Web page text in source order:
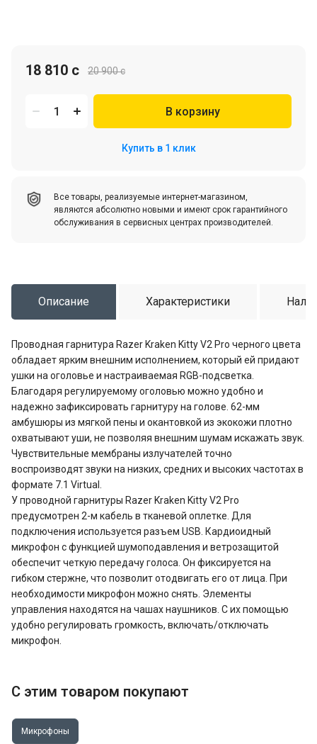
20 900 c
18 810 c
В корзину
Купить в 1 клик
Все товары, реализуемые интернет-магазином,
являются абсолютно новыми и имеют срок гарантийного
обслуживания в сервисных центрах производителей.
Описание Характеристики
Проводная гарнитура Razer Kraken Kitty V2 Pro черного цвета
обладает ярким внешним исполнением, который ей придают
ушки на оголовье и настраиваемая RGB-подсветка.
Благодаря регулируемому оголовью можно удобно и
надежно зафиксировать гарнитуру на голове. 62-мм
амбушюры из мягкой пены и окантовкой из экокожи плотно
охватывают уши, не позволяя внешним шумам искажать звук.
Чувствительные мембраны излучателей точно
воспроизводят звуки на низких, средних и высоких частотах в
формате 7.1 Virtual.
У проводной гарнитуры Razer Kraken Kitty V2 Pro
предусмотрен 2-м кабель в тканевой оплетке. Для
подключения используется разъем USB. Кардиоидный
микрофон с функцией шумоподавления и ветрозащитой
обеспечит четкую передачу голоса. Он фиксируется на
гибком стержне, что позволит отодвигать его от лица. При
необходимости микрофон можно снять. Элементы
управления находятся на чашах наушников. С их помощью
удобно регулировать громкость, включать/отключать
микрофон.
С этим товаром покупают
Микрофоны